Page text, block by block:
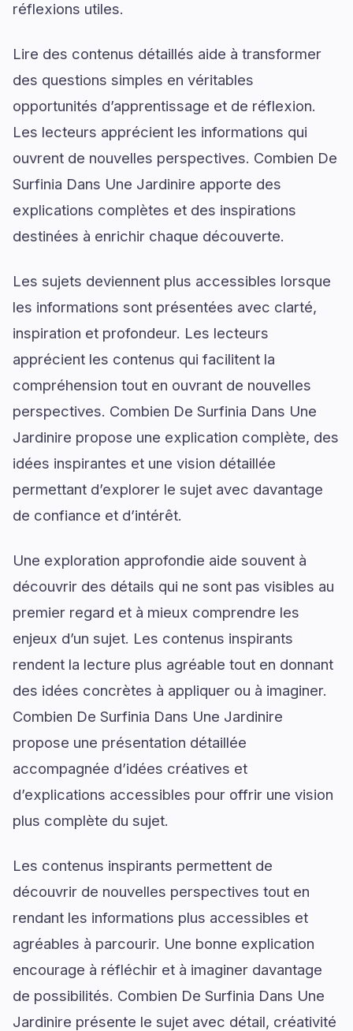
réflexions utiles.
Lire des contenus détaillés aide à transformer
des questions simples en véritables
opportunités d’apprentissage et de réflexion.
Les lecteurs apprécient les informations qui
ouvrent de nouvelles perspectives. Combien De
Surfinia Dans Une Jardinire apporte des
explications complètes et des inspirations
destinées à enrichir chaque découverte.
Les sujets deviennent plus accessibles lorsque
les informations sont présentées avec clarté,
inspiration et profondeur. Les lecteurs
apprécient les contenus qui facilitent la
compréhension tout en ouvrant de nouvelles
perspectives. Combien De Surfinia Dans Une
Jardinire propose une explication complète, des
idées inspirantes et une vision détaillée
permettant d’explorer le sujet avec davantage
de confiance et d’intérêt.
Une exploration approfondie aide souvent à
découvrir des détails qui ne sont pas visibles au
premier regard et à mieux comprendre les
enjeux d’un sujet. Les contenus inspirants
rendent la lecture plus agréable tout en donnant
des idées concrètes à appliquer ou à imaginer.
Combien De Surfinia Dans Une Jardinire
propose une présentation détaillée
accompagnée d’idées créatives et
d’explications accessibles pour offrir une vision
plus complète du sujet.
Les contenus inspirants permettent de
découvrir de nouvelles perspectives tout en
rendant les informations plus accessibles et
agréables à parcourir. Une bonne explication
encourage à réfléchir et à imaginer davantage
de possibilités. Combien De Surfinia Dans Une
Jardinire présente le sujet avec détail, créativité